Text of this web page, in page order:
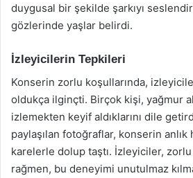
duygusal bir şekilde şarkıyı
gözlerinde yaşlar belirdi.
İzleyicilerin Tepkileri
Konserin zorlu koşullarında,
oldukça ilginçti. Birçok kişi, yağmur
izlemekten keyif aldıklarını dile
paylaşılan fotoğraflar, konserin anlık
karelerle dolup taştı. İzleyiciler, zorlu
rağmen, bu deneyimi unutulmaz